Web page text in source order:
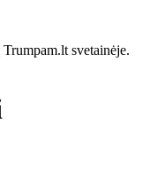
svetainėje.